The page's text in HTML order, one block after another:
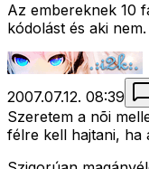
Az embereknek 10
kódolást és aki
2007.07.12. 08:39
Szeretem a nõi
félre kell hajtani, ha